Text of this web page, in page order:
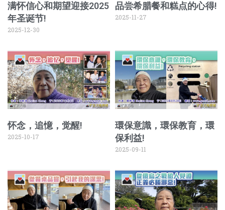
满怀信心和期望迎接2025
年圣诞节!
2025-12-30
品尝希腊餐和糕点的心得!
2025-11-27
怀念，追憶，觉醒!
2025-10-17
環保意識，環保教育，環
保利益!
2025-09-11